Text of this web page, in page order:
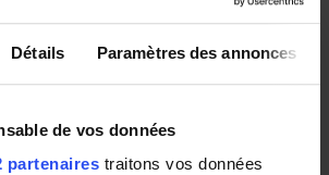
Détails Paramètres des annonces
de vos données
partenaires traitons vos données
tout au long de l'année, ce
solaires de
sur